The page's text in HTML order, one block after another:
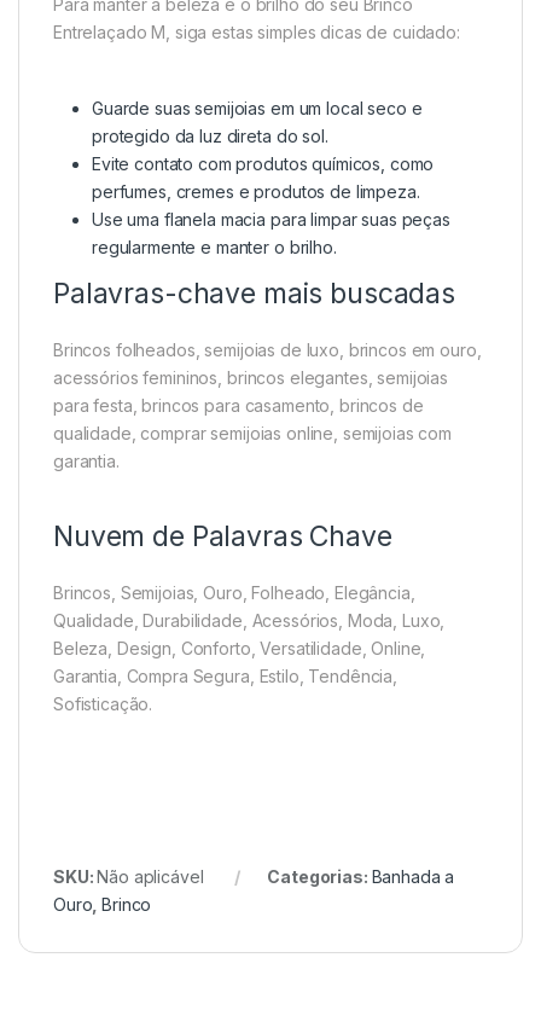
Para manter a beleza e o brilho do seu Brinco
Entrelaçado M, siga estas simples dicas de cuidado:
Guarde suas semijoias em um local seco e
protegido da luz direta do sol.
Evite contato com produtos químicos, como
perfumes, cremes e produtos de limpeza.
Use uma flanela macia para limpar suas peças
regularmente e manter o brilho.
Palavras-chave mais buscadas
Brincos folheados, semijoias de luxo, brincos em ouro,
acessórios femininos, brincos elegantes, semijoias
para festa, brincos para casamento, brincos de
qualidade, comprar semijoias online, semijoias com
garantia.
Nuvem de Palavras Chave
Brincos, Semijoias, Ouro, Folheado, Elegância,
Qualidade, Durabilidade, Acessórios, Moda, Luxo,
Beleza, Design, Conforto, Versatilidade, Online,
Garantia, Compra Segura, Estilo, Tendência,
Sofisticação.
SKU:Não aplicável Categorias: Banhada a
Ouro ,Brinco